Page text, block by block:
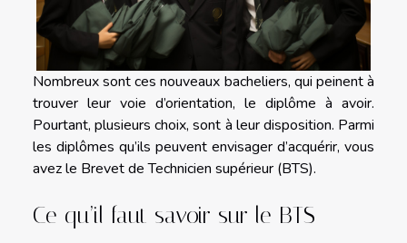
Nombreux sont ces nouveaux bacheliers, qui peinent à
trouver leur voie d’orientation, le diplôme à avoir.
Pourtant, plusieurs choix, sont à leur disposition. Parmi
les diplômes qu’ils peuvent envisager d’acquérir, vous
avez le Brevet de Technicien supérieur (BTS).
Ce qu’il faut savoir sur le BTS